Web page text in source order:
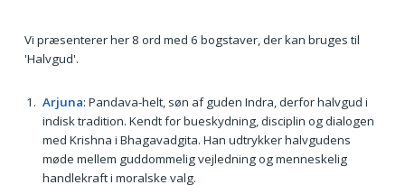
Vi præsenterer her 8 ord med 6 bogstaver, der kan bruges til
'Halvgud'.
Arjuna: Pandava-helt, søn af guden Indra, derfor halvgud i
indisk tradition. Kendt for bueskydning, disciplin og dialogen
med Krishna i Bhagavadgita. Han udtrykker halvgudens
møde mellem guddommelig vejledning og menneskelig
handlekraft i moralske valg.